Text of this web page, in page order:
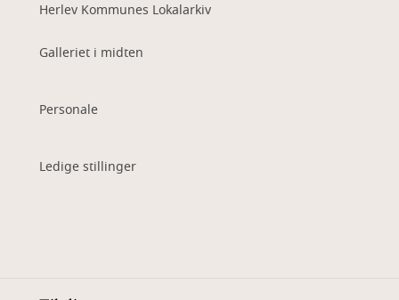
Herlev Kommunes Lokalarkiv
Galleriet i midten
Personale
Ledige stillinger